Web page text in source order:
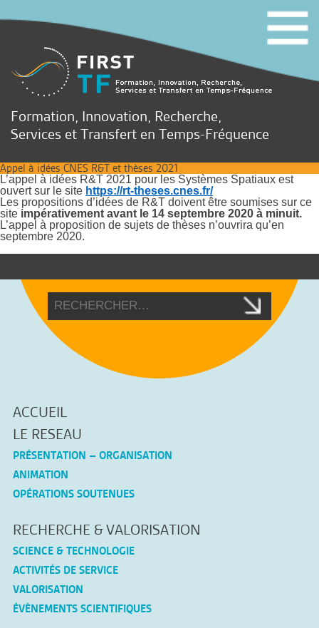
Formation, Innovation, Recherche,
Services et Transfert en Temps-Fréquence
Appel à idées CNES R&T et thèses 2021
L’appel à idées R&T 2021 pour les Systèmes Spatiaux est
ouvert sur le site https://rt-theses.cnes.fr/
Les propositions d’idées de R&T doivent être soumises sur ce
site impérativement avant le 14 septembre 2020 à minuit.
L’appel à proposition de sujets de thèses n’ouvrira qu’en
septembre 2020.
ACCUEIL
LE RESEAU
PRÉSENTATION – ORGANISATION
ANIMATION
OPÉRATIONS SOUTENUES
RECHERCHE & VALORISATION
SCIENCE & TECHNOLOGIE
ACTIVITÉS DE SERVICE
VALORISATION
ÉVÈNEMENTS SCIENTIFIQUES